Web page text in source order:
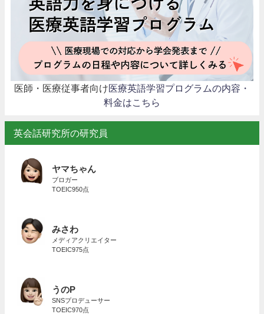
医師・医療従事者向け医療英語学習プログラムの内容・
料金はこちら
英会話研究所の研究員
ヤマちゃん
ブロガー
TOEIC950点
みさわ
メディアクリエイター
TOEIC975点
うのP
SNSプロデューサー
TOEIC970点